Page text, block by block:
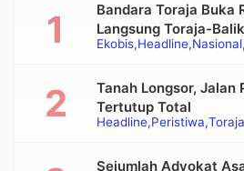
Ekobis Headline Nasional
Bandara Toraja Buka
Langsung Toraja-
Headline Peristiwa
Tanah Longsor, Jalan
Tertutup Total
Sejumlah Advokat